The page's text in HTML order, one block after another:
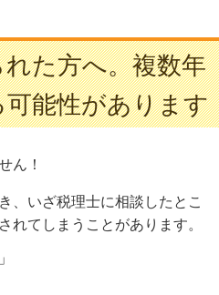
た方へ。複数年
能性があります
ん！
、いざ税理士に相談したとこ
れてしまうことがあります。